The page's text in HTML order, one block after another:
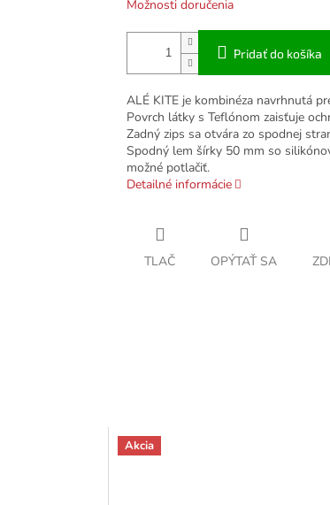
Možnosti doručenia
Pridať do košíka
ALÉ KITE je kombinéza navrhnutá
Povrch látky s Teflónom zaisťuje
Zadný zips sa otvára zo spodnej
Spodný lem šírky 50 mm so
možné potlačiť.
Detailné informácie
TLAČ OPÝTAŤ SA
Akcia